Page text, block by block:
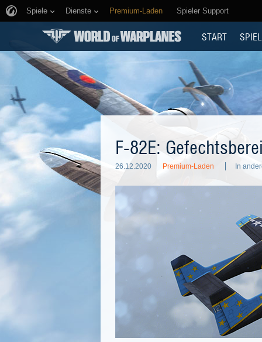
Spiele Dienste Premium-Laden Spieler Support
START SPIEL
F-82E:
26.12.2020 Premium-Laden In